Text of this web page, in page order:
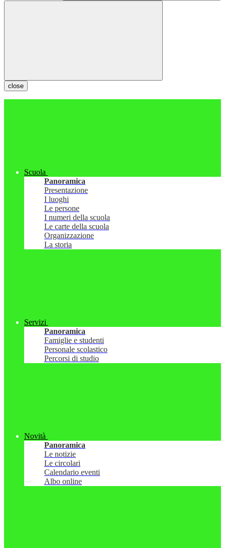
close
Scuola
Panoramica
Presentazione
I luoghi
Le persone
I numeri della scuola
Le carte della scuola
Organizzazione
La storia
Servizi
Panoramica
Famiglie e studenti
Personale scolastico
Percorsi di studio
Novità
Panoramica
Le notizie
Le circolari
Calendario eventi
Albo online